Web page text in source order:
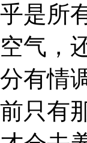
乎是所
空气，
分有情
前只有